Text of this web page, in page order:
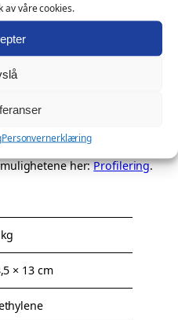
av våre cookies.
Personvernerklæring
kampanjeoppsett
sammen med en badeand
firmalogo eller
her:Profilering.
× 13 cm